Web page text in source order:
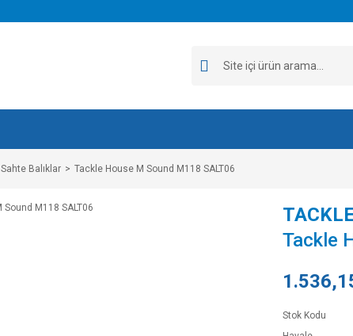
Sahte Balıklar Tackle House M Sound M118 SALT06
Tackle
Stok Kodu